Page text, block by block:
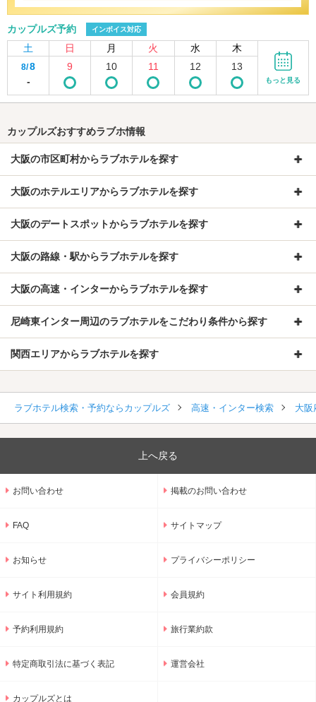
カップルズ予約 インボイス対応
土 日 月 火 水 木
8/8
-
9 10 11 12 13
もっと見る
カップルズおすすめラブホ情報
大阪の市区町村からラブホテルを探す
大阪のホテルエリアからラブホテルを探す
大阪のデートスポットからラブホテルを探す
大阪の路線・駅からラブホテルを探す
大阪の高速・インターからラブホテルを探す
尼崎東インター周辺のラブホテルをこだわり条件から探す
関西エリアからラブホテルを探す
ラブホテル検索・予約ならカップルズ 高速・インター検索 大阪
上へ戻る
お問い合わせ 掲載のお問い合わせ
FAQ サイトマップ
お知らせ プライバシーポリシー
サイト利用規約 会員規約
予約利用規約 旅行業約款
特定商取引法に基づく表記 運営会社
カップルズとは